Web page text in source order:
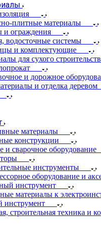
плитные материалы
и ограждения
водосточные системы
и комплектующие
для сухого
и дорожное
и отделка деревом
материалы
конструкции
и сварочное оборудование
инструменты
оборудование и
инструмент
материалы к
инструмент
строительная техника и